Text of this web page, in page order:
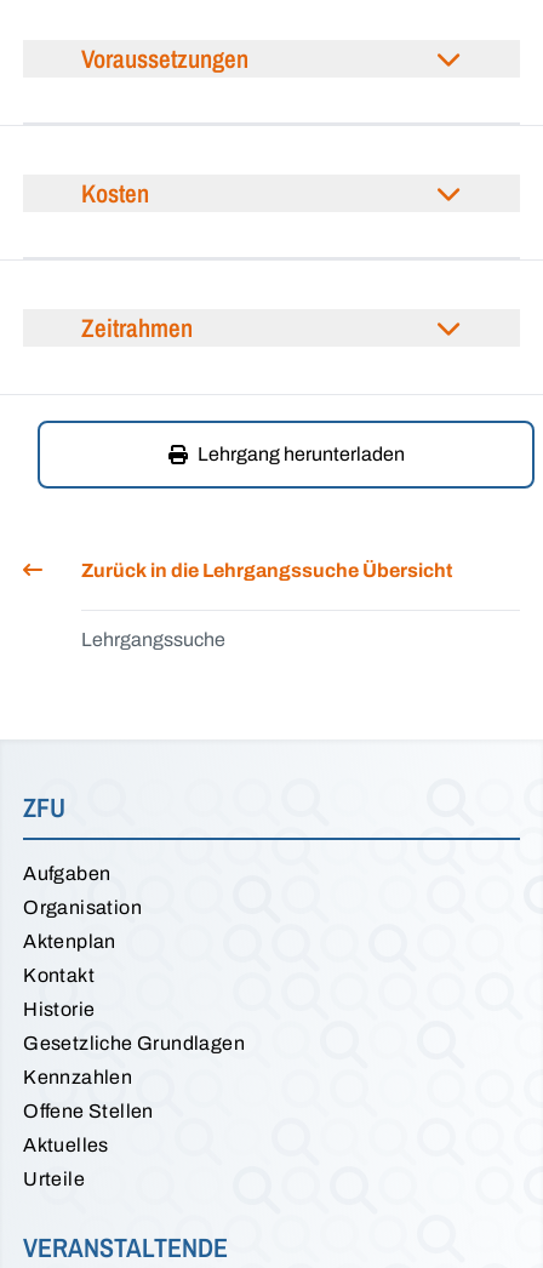
Voraussetzungen
Kosten
Zeitrahmen
Lehrgang herunterladen
Zurück in die Lehrgangssuche Übersicht
Lehrgangssuche
ZFU
Aufgaben
Organisation
Aktenplan
Kontakt
Historie
Gesetzliche Grundlagen
Kennzahlen
Offene Stellen
Aktuelles
Urteile
VERANSTALTENDE